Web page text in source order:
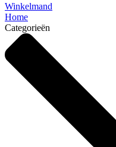
Winkelmand
Home
Categorieën